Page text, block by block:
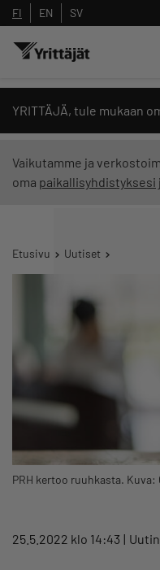
FI EN SV
YRITTÄJÄ, tule mukaan
Vaikutamme ja
oma paikallisyhdistyksesi
Etusivu Uutiset
PRH kertoo ruuhkasta. Kuva:
25.5.2022 klo 14:43
Hae sivustolta
Yrittäjien
Suodata hakutuloksia: